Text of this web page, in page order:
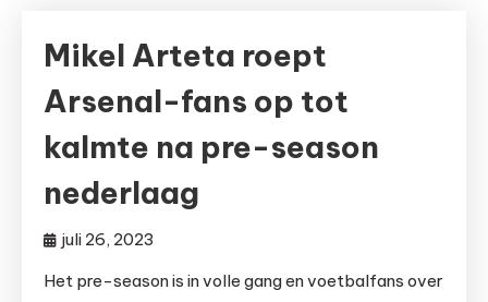
Mikel Arteta roept
Arsenal-fans op tot
kalmte na pre-season
nederlaag
juli 26, 2023
Het pre-season is in volle gang en voetbalfans over